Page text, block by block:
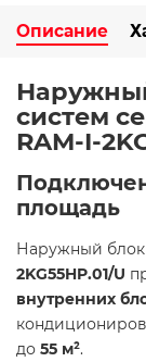
Описание
систем
RAM-I-
площадь
Наружный блок
2KG55HP.01/U
внутренних
до 55 м².​